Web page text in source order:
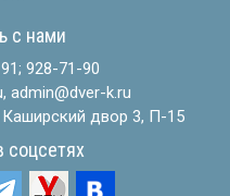
с нами
; 928-71-90
admin@dver-k.ru
двор 3, П-15